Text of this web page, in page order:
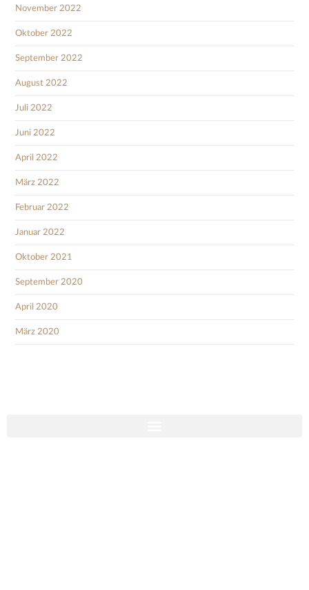
November 2022
Oktober 2022
September 2022
August 2022
Juli 2022
Juni 2022
April 2022
März 2022
Februar 2022
Januar 2022
Oktober 2021
September 2020
April 2020
März 2020